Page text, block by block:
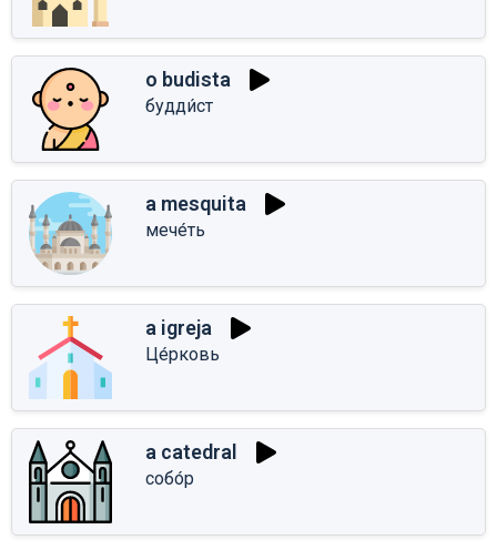
o budista
будди́ст
a mesquita
мече́ть
a igreja
Це́рковь
a catedral
собо́р